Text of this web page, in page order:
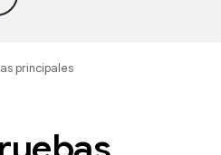
principales